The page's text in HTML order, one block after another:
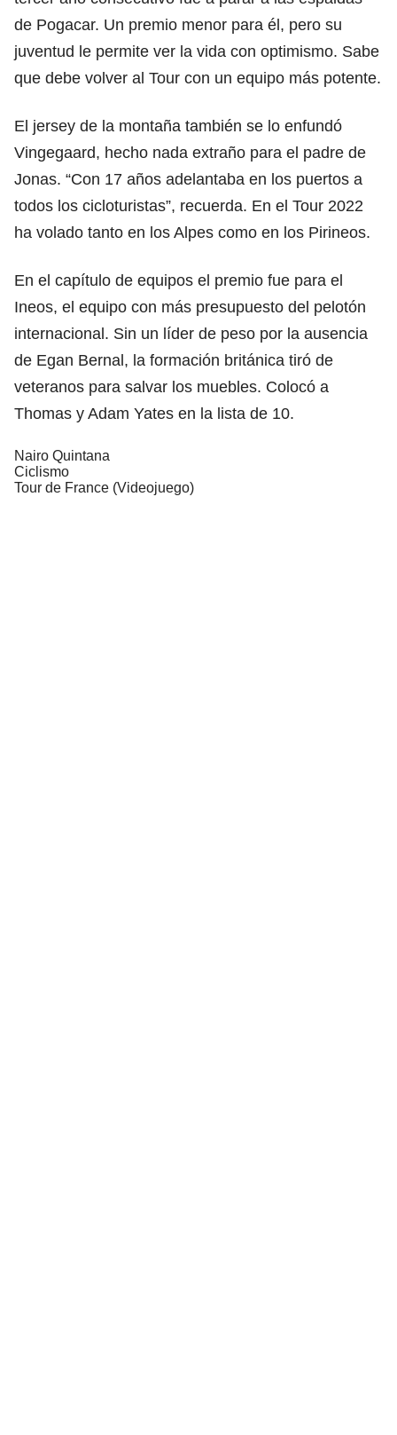
de Pogacar. Un premio menor para él, pero su
juventud le permite ver la vida con optimismo. Sabe
que debe volver al Tour con un equipo más potente.
El jersey de la montaña también se lo enfundó
Vingegaard, hecho nada extraño para el padre de
Jonas. “Con 17 años adelantaba en los puertos a
todos los cicloturistas”, recuerda. En el Tour 2022
ha volado tanto en los Alpes como en los Pirineos.
En el capítulo de equipos el premio fue para el
Ineos, el equipo con más presupuesto del pelotón
internacional. Sin un líder de peso por la ausencia
de Egan Bernal, la formación británica tiró de
veteranos para salvar los muebles. Colocó a
Thomas y Adam Yates en la lista de 10.
Nairo Quintana
Ciclismo
Tour de France (Videojuego)